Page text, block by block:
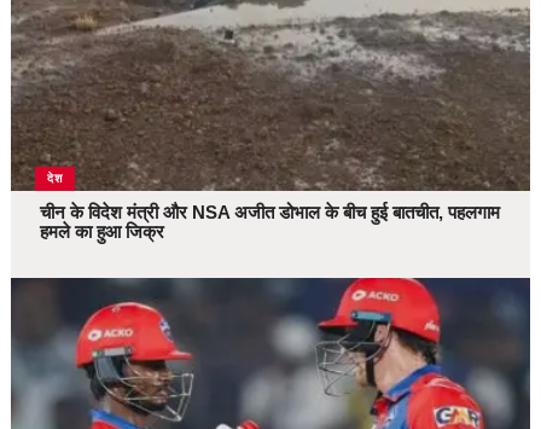
देश
चीन के विदेश मंत्री और NSA अजीत डोभाल के बीच हुई बातचीत, पहलगाम
हमले का हुआ जिक्र